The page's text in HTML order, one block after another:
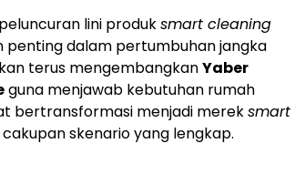
lini produksmart cleaning
dalam pertumbuhan jangka
terus mengembangkanYaber
guna menjawab kebutuhan rumah
bertransformasi menjadi mereksmart
skenario yang lengkap.